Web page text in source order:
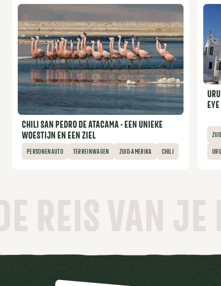
CHILI SAN PEDRO DE ATACAMA - EEN UNIEKE
WOESTIJN EN EEN ZIEL
PERSONENAUTO TERREINWAGEN ZUID-AMERIKA CHILI
EYE
JE LEVEN